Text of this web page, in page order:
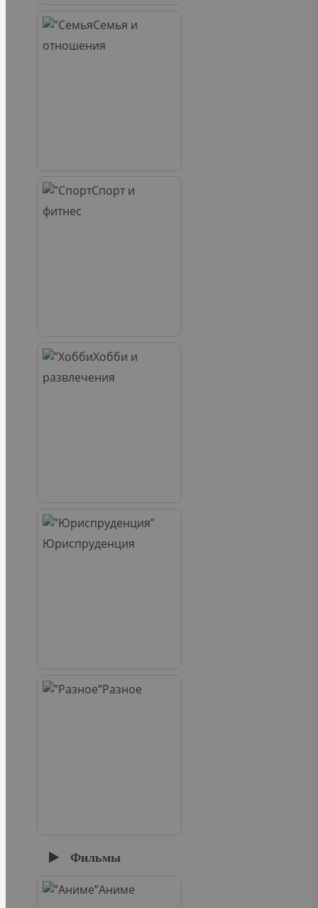
Семья и
отношения
Спорт и
фитнес
Хобби и
развлечения
Юриспруденция
Разное
Фильмы
Аниме